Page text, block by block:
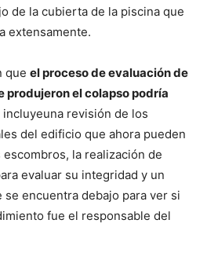
de la cubierta de la piscina que
extensamente.
que el proceso de evaluación de
produjeron el colapso podría
incluyeuna revisión de los
del edificio que ahora pueden
la realización de
evaluar su integridad y un
encuentra debajo para ver si
fue el responsable del